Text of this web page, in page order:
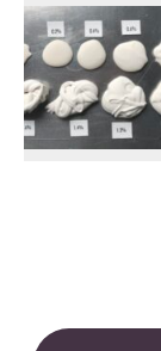
c
e
b
o
投
稿
ナ
ビ
ン